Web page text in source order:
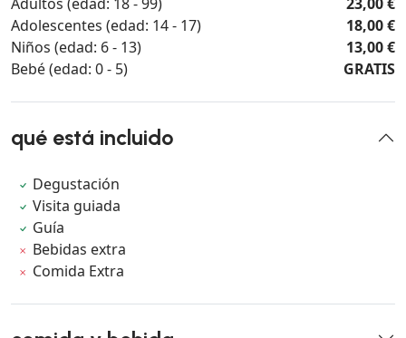
Adolescentes (edad: 14 - 17)
18,00 €
Niños (edad: 6 - 13)
13,00 €
Bebé (edad: 0 - 5)
GRATIS
qué está incluido
Degustación
Visita guiada
Guía
Bebidas extra
Comida Extra